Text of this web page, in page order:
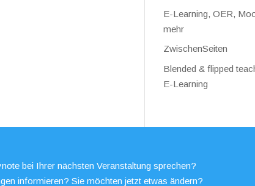
E-Learning, OER,
mehr
ZwischenSeiten
Blended & flipped
E-Learning
bei Ihrer nächsten Veranstaltung sprechen?
informieren? Sie möchten jetzt etwas ändern?